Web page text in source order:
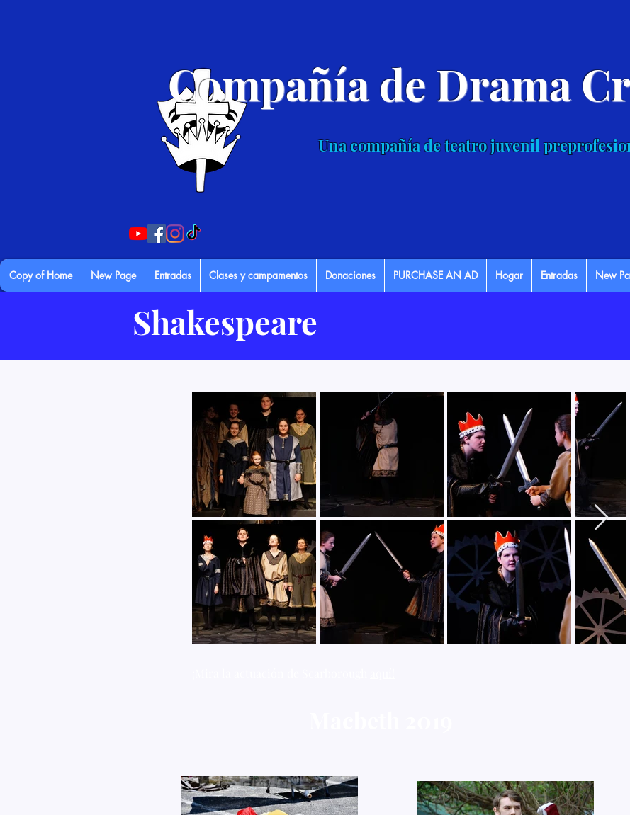
Compañía de Drama
Una compañía de teatro juvenil
Copy of Home New Page Entradas Clases y campamentos Donaciones PURCHASE AN AD Hogar Entradas New
Shakespeare